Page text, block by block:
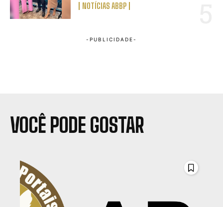
NOTÍCIAS ABBP
VOCÊ PODE GOSTAR